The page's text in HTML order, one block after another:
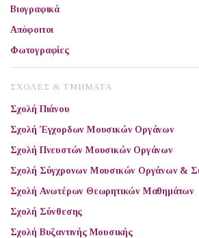
Βιογραφικά
Απόφοιτοι
Φωτογραφίες
ΣΧΟΛΕΣ & ΤΜΗΜΑΤΑ
Σχολή Πιάνου
Σχολή Έγχορδων Μουσικών Οργάνων
Σχολή Πνευστών Μουσικών Οργάνων
Σχολή Σύγχρονων Μουσικών Οργάνων &
Σχολή Ανωτέρων Θεωρητικών Μαθημάτων
Σχολή Σύνθεσης
Σχολή Βυζαντινής Μουσικής